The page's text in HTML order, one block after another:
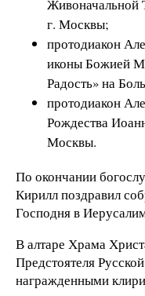
Живоначальной
г. Москвы;
протодиакон
иконы Божией
Радость» на
протодиакон
Рождества
Москвы.
По окончании
Кирилл поздравил
Господня в
В алтаре Храма
Предстоятеля
награжденными